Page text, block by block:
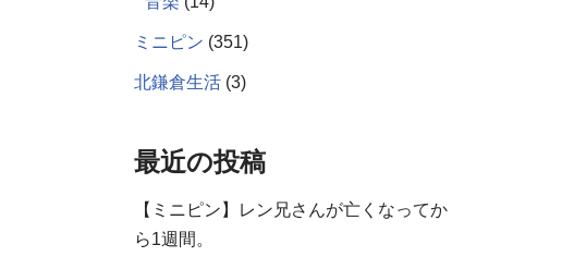
ミニピン (351)
北鎌倉生活 (3)
最近の投稿
【ミニピン】レン兄さんが亡くなってか
ら1週間。